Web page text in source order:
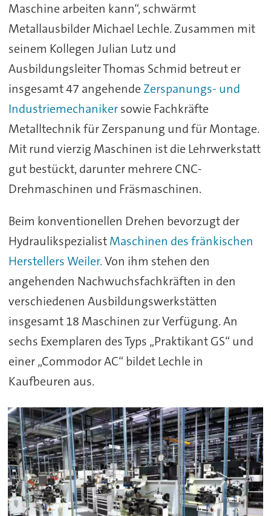
Maschine arbeiten kann“, schwärmt
Metallausbilder Michael Lechle. Zusammen mit
seinem Kollegen Julian Lutz und
Ausbildungsleiter Thomas Schmid betreut er
insgesamt 47 angehende Zerspanungs- und
Industriemechanikersowie Fachkräfte
Metalltechnik für Zerspanung und für Montage.
Mit rund vierzig Maschinen ist die Lehrwerkstatt
gut bestückt, darunter mehrere CNC-
Drehmaschinen und Fräsmaschinen.
Beim konventionellen Drehen bevorzugt der
HydraulikspezialistMaschinen des fränkischen
Herstellers Weiler.Von ihm stehen den
angehenden Nachwuchsfachkräften in den
verschiedenen Ausbildungswerkstätten
insgesamt 18 Maschinen zur Verfügung. An
sechs Exemplaren des Typs „Praktikant GS“ und
einer „Commodor AC“ bildet Lechle in
Kaufbeuren aus.